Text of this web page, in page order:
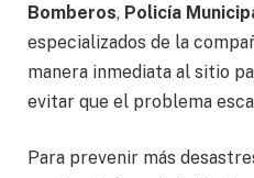
Bomberos, Policía
especializados de la
manera inmediata al sitio
evitar que el problema
Para prevenir más